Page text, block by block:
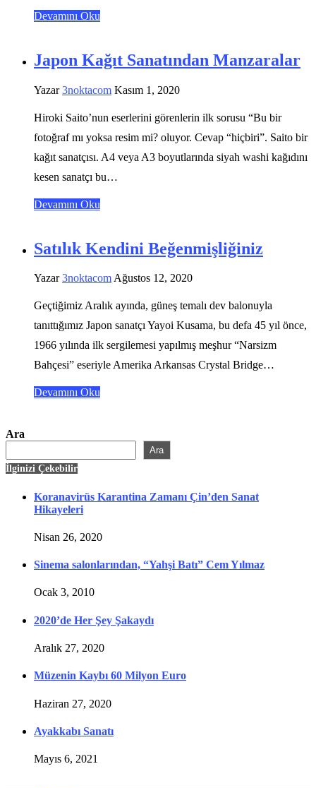
Devamını Oku
Japon Kağıt Sanatından Manzaralar
Yazar3noktacom Kasım 1, 2020
Hiroki Saito’nun eserlerini görenlerin ilk sorusu “Bu bir
fotoğraf mı yoksa resim mi? oluyor. Cevap “hiçbiri”. Saito bir
kağıt sanatçısı. A4 veya A3 boyutlarında siyah washi kağıdını
kesen sanatçı bu…
Devamını Oku
Satılık Kendini Beğenmişliğiniz
Yazar3noktacomAğustos 12, 2020
Geçtiğimiz Aralık ayında, güneş temalı dev balonuyla
tanıttığımız Japon sanatçı Yayoi Kusama, bu defa 45 yıl önce,
1966 yılında ilk sergilemesi yapılmış meşhur “Narsizm
Bahçesi” eseriyle Amerika Arkansas Crystal Bridge…
Devamını Oku
Ara
Ara
İlginizi Çekebilir
Koranavirüs Karantina Zamanı Çin’den Sanat
Hikayeleri
Nisan 26, 2020
Sinema salonlarından, “Yahşi Batı” Cem Yılmaz
Ocak 3, 2010
2020’de Her Şey Şakaydı
Aralık 27, 2020
Müzenin Kaybı 60 Milyon Euro
Haziran 27, 2020
Ayakkabı Sanatı
Mayıs 6, 2021